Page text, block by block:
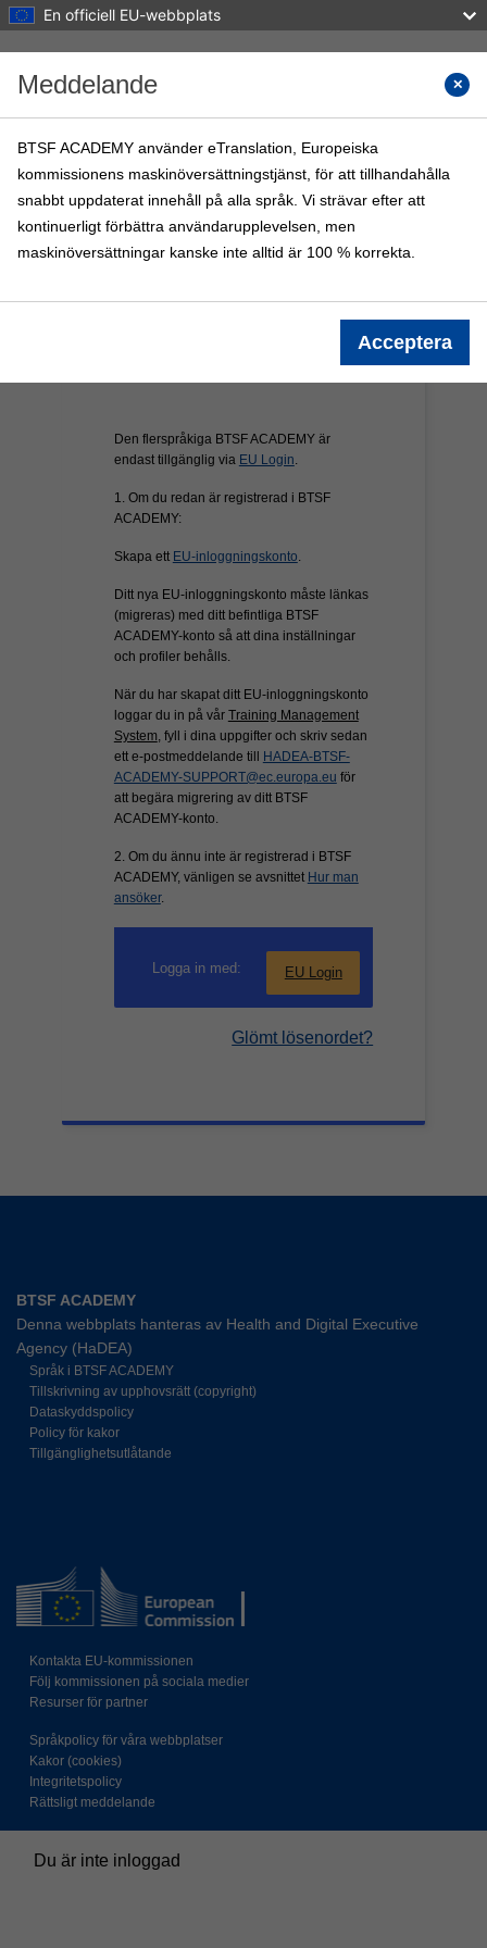
En officiell EU-webbplats
Sök i
BTSF ACADEMY
Startsida BTSF-kurser Info
Den flerspråkiga BTSF ACADEMY är
endast tillgänglig via EU Login.
1. Om du redan är registrerad i BTSF
ACADEMY:
Skapa ett EU-inloggningskonto.
Ditt nya EU-inloggningskonto måste länkas
(migreras) med ditt befintliga BTSF
ACADEMY-konto så att dina inställningar
och profiler behålls.
När du har skapat ditt EU-inloggningskonto
loggar du in på vår Training Management
System, fyll i dina uppgifter och skriv sedan
ett e-postmeddelande till
HADEA-BTSF-
ACADEMY-SUPPORT@ec.europa.eu för
att begära migrering av ditt BTSF
ACADEMY-konto.
2. Om du ännu inte är registrerad i BTSF
ACADEMY, vänligen se avsnittet Hur man
ansöker.
Logga in med: EU Login
Glömt lösenordet?
BTSF ACADEMY
Denna webbplats hanteras av Health and Digital Executive
Agency (HaDEA)
Språk i BTSF ACADEMY
Tillskrivning av upphovsrätt (copyright)
Dataskyddspolicy
Policy för kakor
Tillgänglighetsutlåtande
Kontakta EU-kommissionen
Följ kommissionen på sociala medier
Resurser för partner
Språkpolicy för våra webbplatser
Kakor (cookies)
Integritetspolicy
Rättsligt meddelande
Du är inte inloggad
Meddelande
BTSF ACADEMY använder eTranslation, Europeiska
kommissionens maskinöversättningstjänst, för att tillhandahålla
snabbt uppdaterat innehåll på alla språk. Vi strävar efter att
kontinuerligt förbättra användarupplevelsen, men
maskinöversättningar kanske inte alltid är 100 % korrekta.
Acceptera